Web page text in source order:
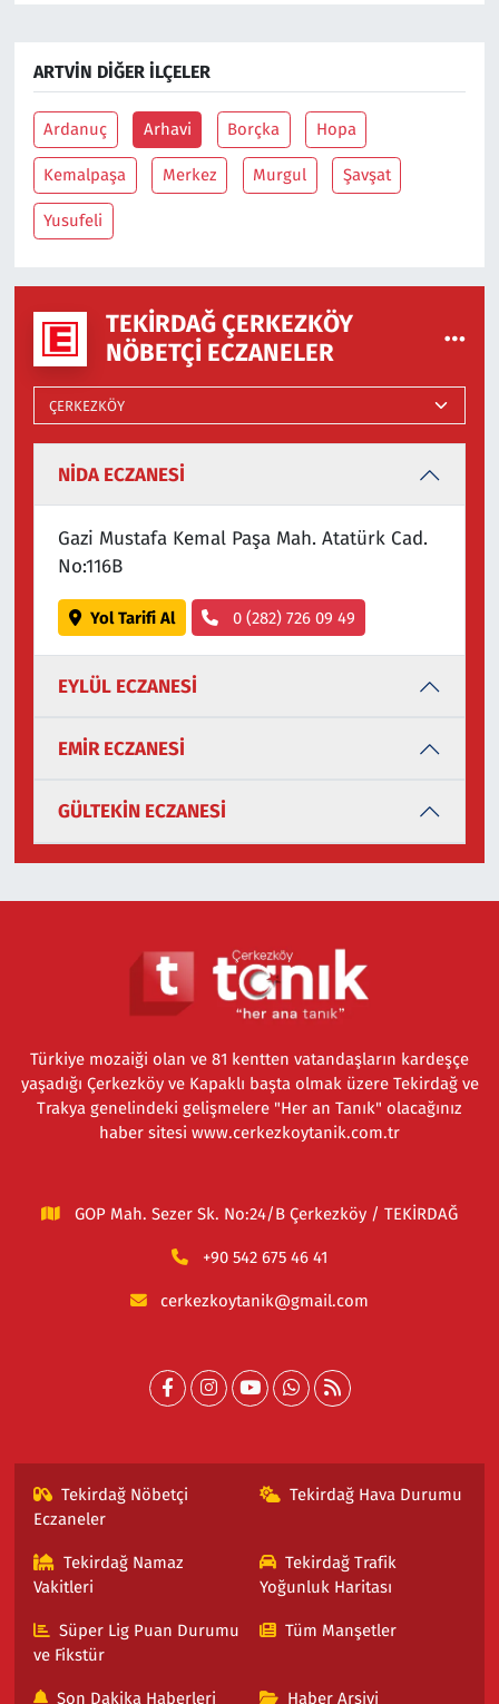
ARTVIN DIĞER İLÇELER
Ardanuç Arhavi Borçka Hopa
Kemalpaşa Merkez Murgul Şavşat
Yusufeli
TEKIRDAĞ ÇERKEZKÖY
NÖBETÇI ECZANELER
NİDA ECZANESİ
Gazi Mustafa Kemal Paşa Mah. Atatürk Cad.
No:116B
Yol Tarifi Al 0 (282) 726 09 49
EYLÜL ECZANESİ
EMİR ECZANESİ
GÜLTEKİN ECZANESİ
Türkiye mozaiği olan ve 81 kentten vatandaşların kardeşçe
yaşadığı Çerkezköy ve Kapaklı başta olmak üzere Tekirdağ ve
Trakya genelindeki gelişmelere "Her an Tanık" olacağınız
haber sitesi www.cerkezkoytanik.com.tr
GOP Mah. Sezer Sk. No:24/B Çerkezköy / TEKİRDAĞ
+90 542 675 46 41
cerkezkoytanik@gmail.com
Tekirdağ Nöbetçi
Eczaneler
Tekirdağ Hava Durumu
Tekirdağ Namaz
Vakitleri
Tekirdağ Trafik
Yoğunluk Haritası
Süper Lig Puan Durumu
ve Fikstür
Tüm Manşetler
Son Dakika Haberleri Haber Arşivi